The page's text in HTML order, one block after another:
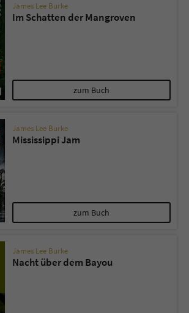
James Lee Burke
Im Schatten der Mangroven
zum Buch
James Lee Burke
Mississippi Jam
zum Buch
James Lee Burke
Nacht über dem Bayou